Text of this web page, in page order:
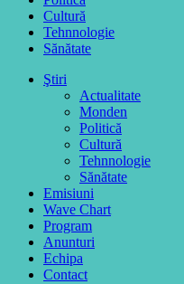
Cultură
Tehnnologie
Sănătate
Ştiri
Actualitate
Monden
Politică
Cultură
Tehnnologie
Sănătate
Emisiuni
Wave Chart
Program
Anunturi
Echipa
Contact